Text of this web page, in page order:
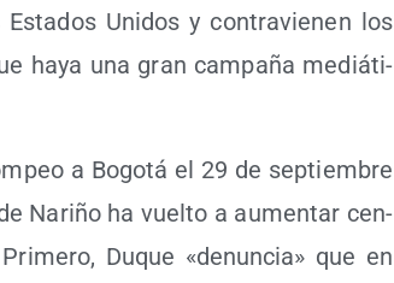
Uni­dos y con­tra­vie­nen los
haya una gran cam­pa­ña mediá­ti­
a Bogo­tá el 29 de sep­tiem­bre
Nari­ño ha vuel­to a aumen­tar cen­
Duque «denun­cia» que en